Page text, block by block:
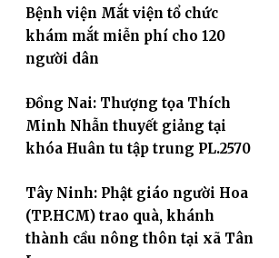
Bệnh viện Mắt viện tổ chức
khám mắt miễn phí cho 120
người dân
Đồng Nai: Thượng tọa Thích
Minh Nhẫn thuyết giảng tại
khóa Huân tu tập trung PL.2570
Tây Ninh: Phật giáo người Hoa
(TP.HCM) trao quà, khánh
thành cầu nông thôn tại xã Tân